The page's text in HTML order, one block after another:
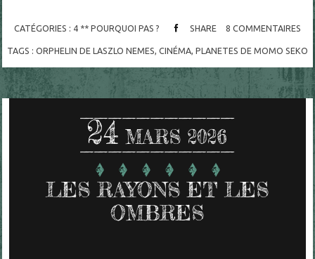
CATÉGORIES : 4 ** POURQUOI PAS ? SHARE 8 COMMENTAIRES
TAGS : ORPHELIN DE LASZLO NEMES, CINÉMA, PLANETES DE MOMO SEKO
24 MARS 2026
LES RAYONS ET LES
OMBRES